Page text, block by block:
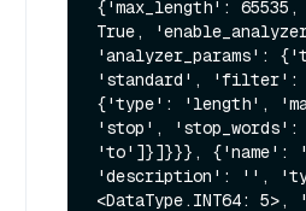
{'max_length': 65535,
True,
'analyzer_params':
'standard', 'filter':
{'type': 'length',
'stop',
'to']}]}}}, {'name':
'description': '',
<DataType.INT64: